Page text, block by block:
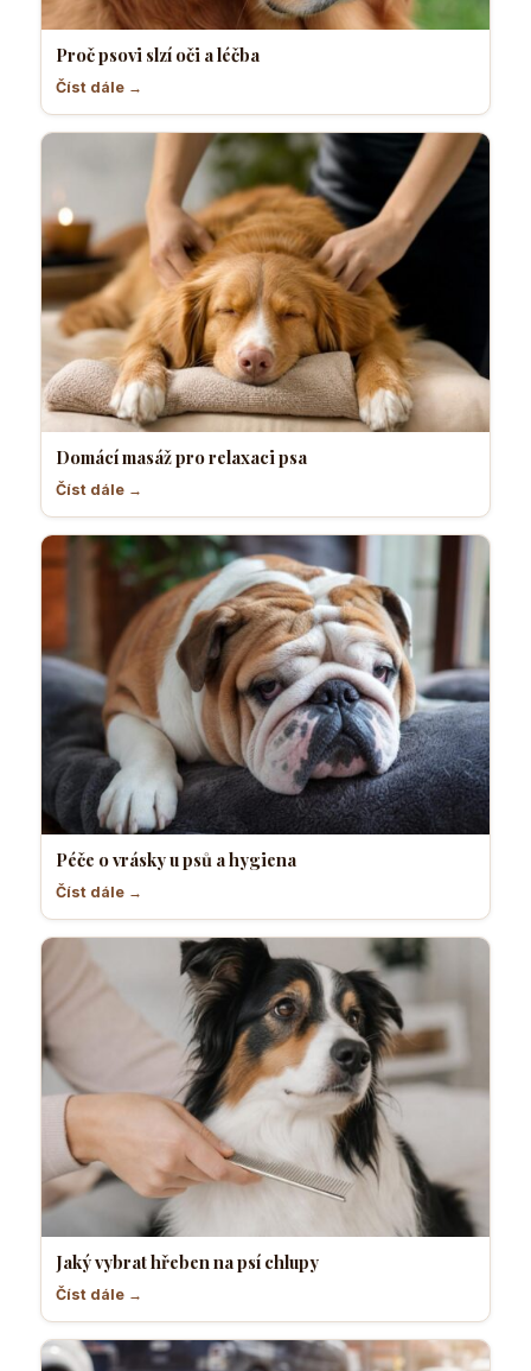
Proč psovi slzí oči a léčba
Číst dále →
Domácí masáž pro relaxaci psa
Číst dále →
Péče o vrásky u psů a hygiena
Číst dále →
Jaký vybrat hřeben na psí chlupy
Číst dále →